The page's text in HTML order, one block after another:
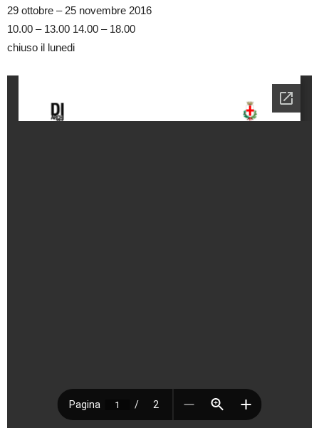
29 ottobre – 25 novembre 2016
10.00 – 13.00 14.00 – 18.00
chiuso il lunedi